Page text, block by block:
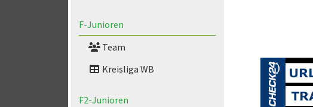
F-Junioren
Team
Kreisliga WB
F2-Junioren